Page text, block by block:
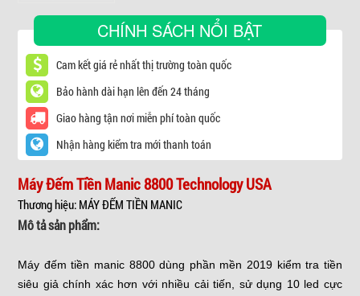
CHÍNH SÁCH NỔI BẬT
Cam kết giá rẻ nhất thị trường toàn quốc
Bảo hành dài hạn lên đến 24 tháng
Giao hàng tận nơi miễn phí toàn quốc
Nhận hàng kiểm tra mới thanh toán
Máy Đếm Tiền Manic 8800 Technology USA
Thương hiệu: MÁY ĐẾM TIỀN MANIC
Mô tả sản phẩm:
Máy đếm tiền manic 8800 dùng phần mền 2019 kiểm tra tiền
siêu giả chính xác hơn với nhiều cải tiến, sử dụng 10 led cực